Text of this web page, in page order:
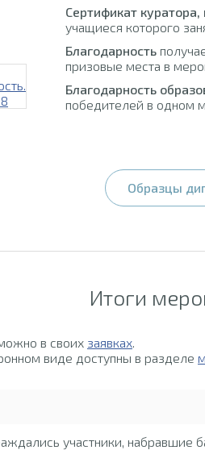
Сертификат
учащиеся которого
Благодарность
призовые места в
Благодарность
победителей в одном
Образцы
Итоги
в своих заявках.
виде доступны в разделе
участники, набравшие